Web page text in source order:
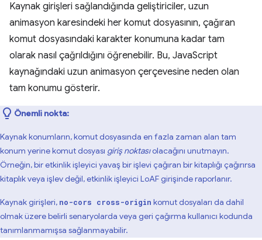
Kaynak girişleri sağlandığında geliştiriciler, uzun
animasyon karesindeki her komut dosyasının, çağıran
komut dosyasındaki karakter konumuna kadar tam
olarak nasıl çağrıldığını öğrenebilir. Bu, JavaScript
kaynağındaki uzun animasyon çerçevesine neden olan
tam konumu gösterir.
Önemli nokta:
Kaynak konumların, komut dosyasında en fazla zaman alan tam
konum yerine komut dosyası giriş noktasıolacağını unutmayın.
Örneğin, bir etkinlik işleyici yavaş bir işlevi çağıran bir kitaplığı çağırırsa
kitaplık veya işlev değil, etkinlik işleyici LoAF girişinde raporlanır.
Kaynak girişleri, no-cors cross-origin komut dosyaları da dahil
olmak üzere belirli senaryolarda veya geri çağırma kullanıcı kodunda
tanımlanmamışsa sağlanmayabilir.